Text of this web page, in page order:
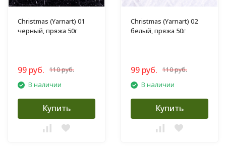
Christmas (Yarnart) 01
черный, пряжа 50г
99 руб. 110 руб.
В наличии
Купить
Christmas (Yarnart) 02
белый, пряжа 50г
99 руб. 110 руб.
В наличии
Купить